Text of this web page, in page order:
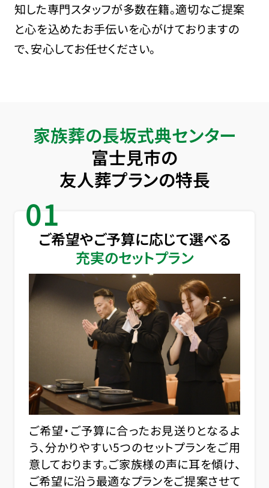
知した専門スタッフが多数在籍。適切なご提案
と心を込めたお手伝いを心がけておりますの
で、安心してお任せください。
家族葬の長坂式典センター
富士見市の
友人葬プランの特長
01
ご希望やご予算に応じて選べる
充実のセットプラン
ご希望・ご予算に合ったお見送りとなるよ
う、分かりやすい5つのセットプランをご用
意しております。ご家族様の声に耳を傾け、
ご希望に沿う最適なプランをご提案させて